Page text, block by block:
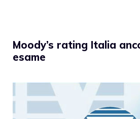
Moody’s rating Italia
esame